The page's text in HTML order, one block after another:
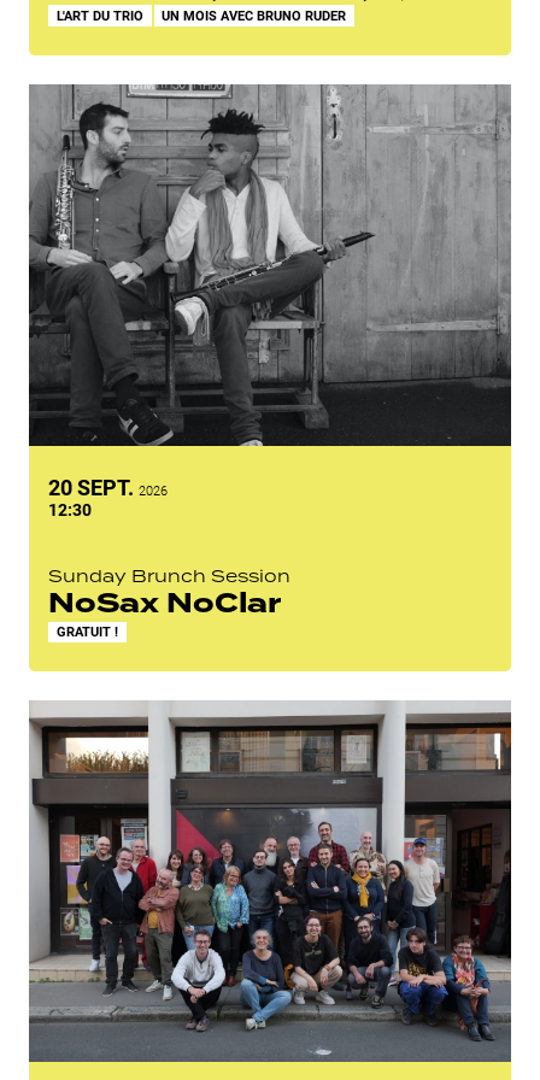
L'ART DU TRIO UN MOIS AVEC BRUNO RUDER
20SEPTEMBRE
SEPT. 2026
12:30
Sunday Brunch Session
NoSax NoClar
GRATUIT !